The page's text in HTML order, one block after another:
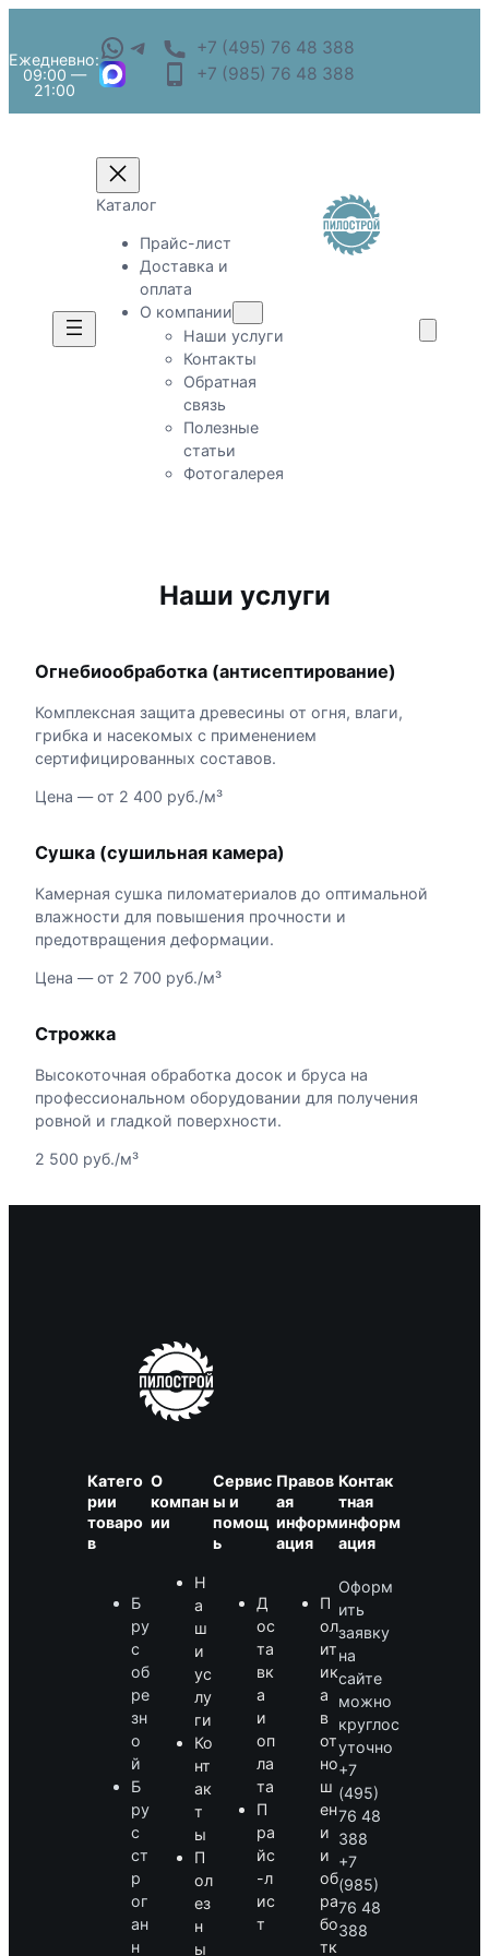
Ежедневно:
09:00 —
21:00
+7 (495) 76 48 388
+7 (985) 76 48 388
Каталог
Прайс-лист
Доставка и
оплата
О компании
Наши услуги
Контакты
Обратная
связь
Полезные
статьи
Фотогалерея
Наши услуги
Огнебиообработка (антисептирование)
Комплексная защита древесины от огня, влаги,
грибка и насекомых с применением
сертифицированных составов.
Цена — от 2 400 руб./м³
Сушка (сушильная камера)
Камерная сушка пиломатериалов до оптимальной
влажности для повышения прочности и
предотвращения деформации.
Цена — от 2 700 руб./м³
Строжка
Высокоточная обработка досок и бруса на
профессиональном оборудовании для получения
ровной и гладкой поверхности.
2 500 руб./м³
Катего
рии
товаро
в
Б
ру
с
об
ре
зн
о
й
Б
ру
с
ст
р
ог
ан
н
О
компан
ии
Н
а
ш
и
ус
лу
ги
Ко
нт
ак
т
ы
П
ол
ез
н
ы
Сервис
ы и
помощ
ь
Д
ос
та
вк
а
и
оп
ла
та
П
ра
йс
-л
ис
т
Правов
ая
информ
ация
П
ол
ит
ик
а
в
от
но
ш
ен
и
и
об
ра
бо
тк
Контак
тная
информ
ация
Оформ
ить
заявку
на
сайте
можно
круглос
уточно
+7
(495)
76 48
388
+7
(985)
76 48
388